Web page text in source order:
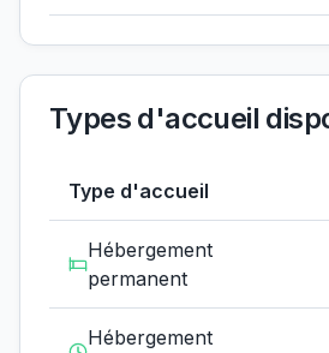
Types d'accueil
Type d'accueil
Hébergement
permanent
Hébergement